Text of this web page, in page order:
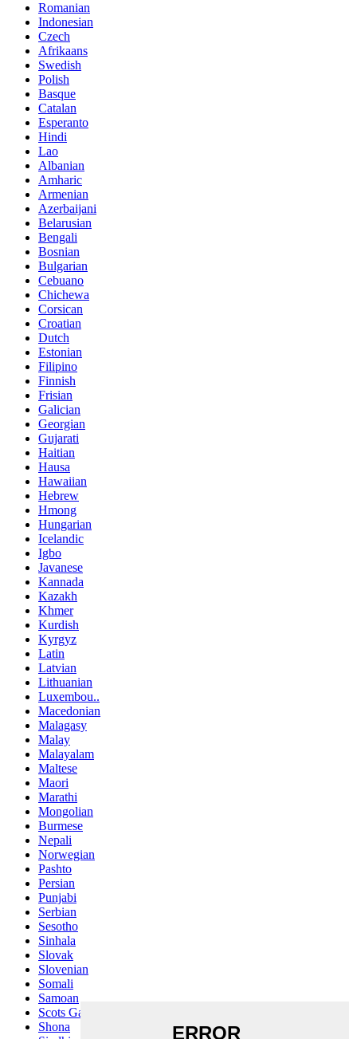
Romanian
Indonesian
Czech
Afrikaans
Swedish
Polish
Basque
Catalan
Esperanto
Hindi
Lao
Albanian
Amharic
Armenian
Azerbaijani
Belarusian
Bengali
Bosnian
Bulgarian
Cebuano
Chichewa
Corsican
Croatian
Dutch
Estonian
Filipino
Finnish
Frisian
Galician
Georgian
Gujarati
Haitian
Hausa
Hawaiian
Hebrew
Hmong
Hungarian
Icelandic
Igbo
Javanese
Kannada
Kazakh
Khmer
Kurdish
Kyrgyz
Latin
Latvian
Lithuanian
Luxembou..
Macedonian
Malagasy
Malay
Malayalam
Maltese
Maori
Marathi
Mongolian
Burmese
Nepali
Norwegian
Pashto
Persian
Punjabi
Serbian
Sesotho
Sinhala
Slovak
Slovenian
Somali
Samoan
Scots Gaelic
Shona